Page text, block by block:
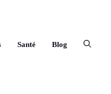
Santé Blog